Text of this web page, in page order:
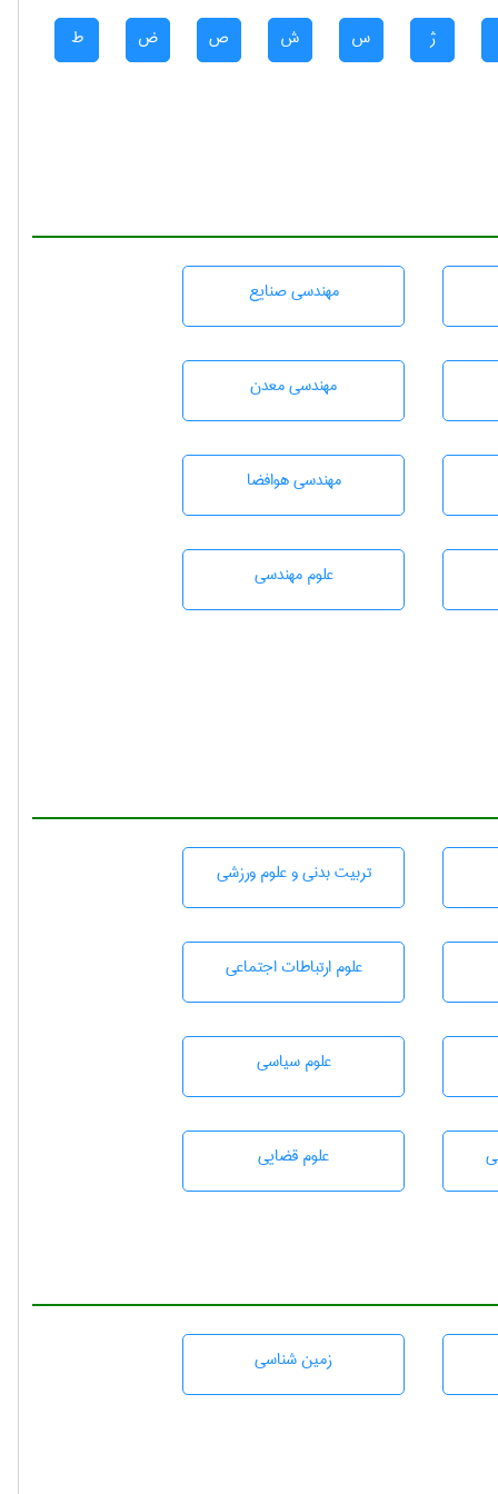
ژ س ش ص ض ط
مهندسی صنايع
مهندسی معدن
مهندسی هوافضا
علوم مهندسی
تربيت بدنی و علوم ورزشی
علوم ارتباطات اجتماعی
علوم سياسی
علوم قضایی
زمين شناسی